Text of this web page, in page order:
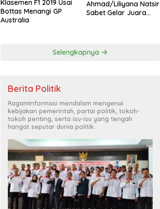
Klasemen F1 2019 Usai
Bottas Menangi GP
Australia
Ahmad/Liliyana Natsir
Sabet Gelar Juara
Selengkapnya
Berita Politik
RagamInformasi mendalam mengenai
kebijakan pemerintah, partai politik, tokoh-
tokoh penting, serta isu-isu yang tengah
hangat seputar dunia politik.